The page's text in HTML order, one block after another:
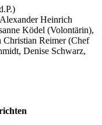
Heinrich
Ködel (Volontärin),
Christian Reimer (Chef
Denise Schwarz,